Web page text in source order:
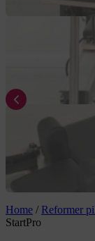
Home / Reformer
StartPro